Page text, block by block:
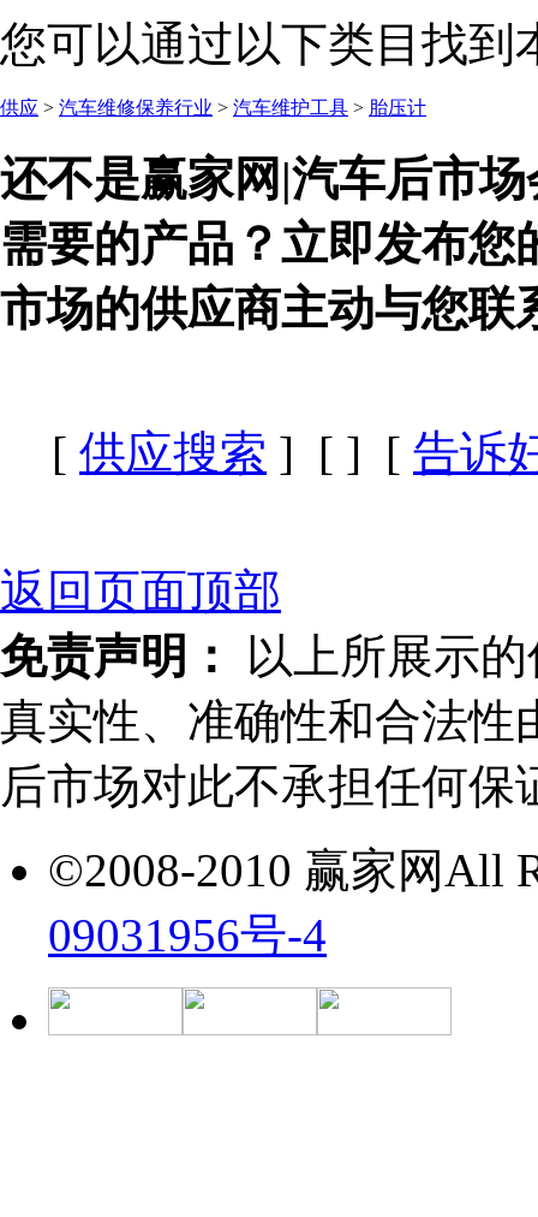
您可以通过以下类目找到
供应 > 汽车维修保养行业 > 汽车维护工具 > 胎压计
还不是赢家网|汽车后市场
需要的产品？立即发布您
市场的供应商主动与您联
[ 供应搜索 ] [ ] [ 告诉
返回页面顶部
免责声明：
以上所展示
真实性、准确性和合法性
后市场对此不承担任何保
©2008-2010 赢家网All
09031956号-4